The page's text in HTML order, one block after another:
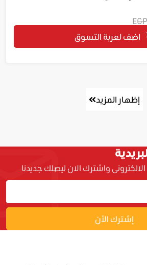
اضف لعربة التسوق
إظهار المزيد
واشترك الان ليصلك جديدنا
إشترك الأن